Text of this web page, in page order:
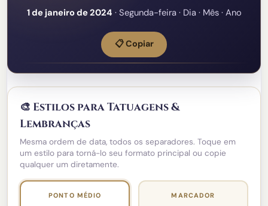
1 de janeiro de 2024 · Segunda-feira · Dia · Mês · Ano
📋 Copiar
🎨 Estilos para Tatuagens &
Lembranças
Mesma ordem de data, todos os separadores. Toque em
um estilo para torná-lo seu formato principal ou copie
qualquer um diretamente.
PONTO MÉDIO MARCADOR